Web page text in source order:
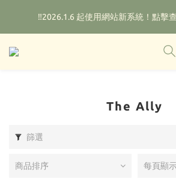
🌟購物滿HKD800即可享香港免運費（不包
除外
‼️2026.1.6 起使用網站新系統！點擊
🌟購物滿HKD800即可享香港免運費（不包
The Ally
篩選
商品排序 每頁顯